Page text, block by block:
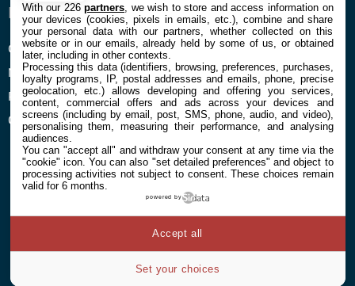
ENTREPRISE
Confidentialité et Cookies
Mentions légales et CGU
Préférences Cookies
Qui sommes nous
À PROPOS
Contact
With our 226partners , we wish to store and access information on
your devices (cookies, pixels in emails, etc.), combine and share
your personal data with our partners, whether collected on this
website or in our emails, already held by some of us, or obtained
later, including in other contexts.
Processing this data (identifiers, browsing, preferences, purchases,
loyalty programs, IP, postal addresses and emails, phone, precise
geolocation, etc.) allows developing and offering you services,
content, commercial offers and ads across your devices and
screens (including by email, post, SMS, phone, audio, and video),
personalising them, measuring their performance, and analysing
audiences.
You can "accept all" and withdraw your consent at any time via the
"cookie" icon. You can also "set detailed preferences" and object to
processing activities not subject to consent. These choices remain
valid for 6 months.
powered by
Set your choices
Accept all